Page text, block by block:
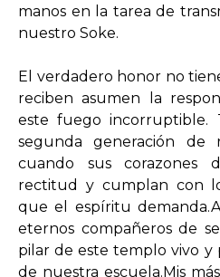
manos en la tarea de
nuestro Soke.
El verdadero honor no
reciben asumen la
este fuego incorruptible.
segunda generación de
cuando sus corazones
rectitud y cumplan con
que el espíritu
eternos compañeros de
pilar de este templo vivo
de nuestra escuela.Mis